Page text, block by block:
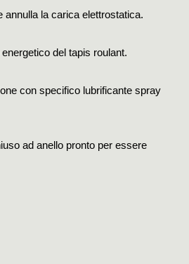
annulla la carica elettrostatica.
del tapis roulant.
con specifico lubrificante spray
ad anello pronto per essere